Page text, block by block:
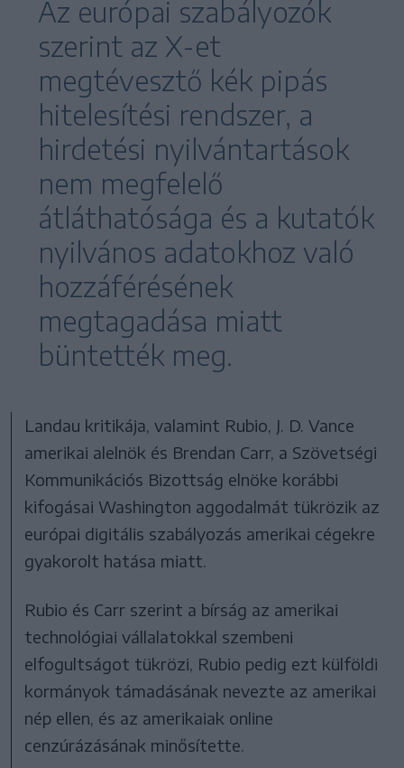
Az európai szabályozók
szerint az X-et
megtévesztő kék pipás
hitelesítési rendszer, a
hirdetési nyilvántartások
nem megfelelő
átláthatósága és a kutatók
nyilvános adatokhoz való
hozzáférésének
megtagadása miatt
büntették meg.
Landau kritikája, valamint Rubio, J. D. Vance
amerikai alelnök és Brendan Carr, a Szövetségi
Kommunikációs Bizottság elnöke korábbi
kifogásai Washington aggodalmát tükrözik az
európai digitális szabályozás amerikai cégekre
gyakorolt hatása miatt.
Rubio és Carr szerint a bírság az amerikai
technológiai vállalatokkal szembeni
elfogultságot tükrözi, Rubio pedig ezt külföldi
kormányok támadásának nevezte az amerikai
nép ellen, és az amerikaiak online
cenzúrázásának minősítette.